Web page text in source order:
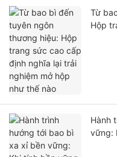
Từ
Hộp
Hành
vững: